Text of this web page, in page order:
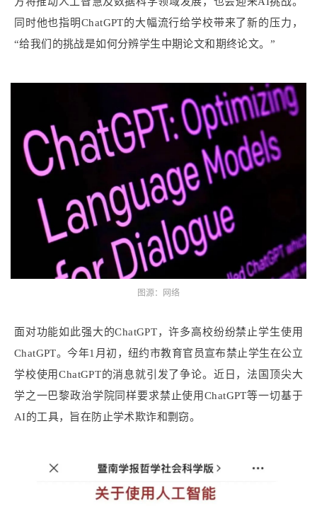
同时他也指明ChatGPT的大幅流行给学校带来了新的压力，
“给我们的挑战是如何分辨学生中期论文和期终论文。 ”
图源：网络
面对功能如此强大的ChatGPT，许多高校纷纷禁止学生使用
ChatGPT。今年1月初，纽约市教育官员宣布禁止学生在公立
学校使用ChatGPT的消息就引发了争论。近日，法国顶尖大
学之一巴黎政治学院同样要求禁止使用ChatGPT等一切基于
AI的工具，旨在防止学术欺诈和剽窃。